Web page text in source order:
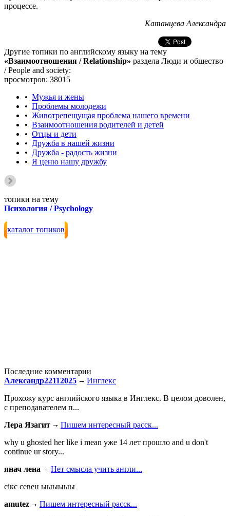
процессе.
Катанцева Александра
Другие топики по английскому языку на тему
«Взаимоотношения / Relationship» раздела Люди и общество
/ People and society:
просмотров: 38015
• Мужья и жены
• Проблемы молодежи
• Животрепещущая проблема нашего времени
• Взаимоотношения родителей и детей
• Отцы и дети
• Дружба в нашей жизни
• Дружба - радость жизни
• Я ценю нашу дружбу
топики на тему
Психология / Psychology
каталог топиков
Последние комментарии
Александр22112025
Инглекс
Прохожу курс английского языка в Инглекс. В целом доволен,
с преподавателем п...
Лера Язагит
Пишем интересный расск...
why u ghosted her like i mean уже 14 лет прошло and u don't
continue ur story...
янач лена
Нет смысла учить англи...
сiкс севен ыыыыыы
amutez
Пишем интересный расск...